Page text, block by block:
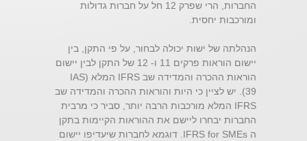
החברות, הרי שפרק 12 חל על חברות גדולות
ומורכבות יחסית.
הנהלתה של ישות יכולה לבחור, על פי התקן, בין
יישום הוראות פרקים 11 ו- 12 של התקן לבין יישום
הוראות ההכרה והמדידה שב IFRS המלא (IAS
39). יש לציין כי היות והוראות ההכרה והמדידה שב
IFRS המלא מורכבות הרבה יותר, סביר כי מרבית
החברות יבחרו ליישם את ההוראות הקיימות בתקן
ה IFRS for SMEs. דוגמא לחברות שיעדיפו יישום